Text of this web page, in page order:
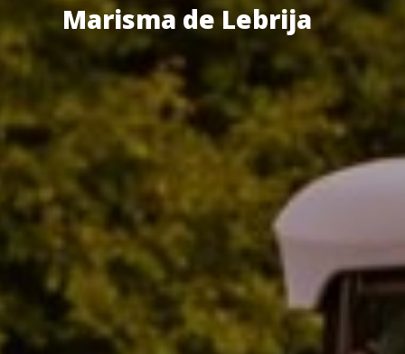
Marisma de Lebrija